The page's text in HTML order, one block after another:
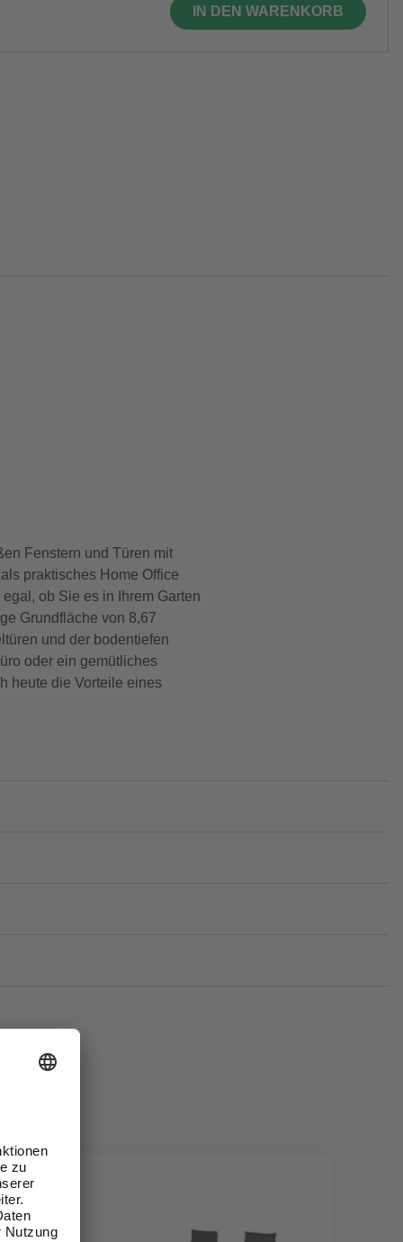
IN DEN WARENKORB
Fenstern und Türen mit
praktisches Home Office
ob Sie es in Ihrem Garten
Grundfläche von 8,67
und der bodentiefen
oder ein gemütliches
heute die Vorteile eines